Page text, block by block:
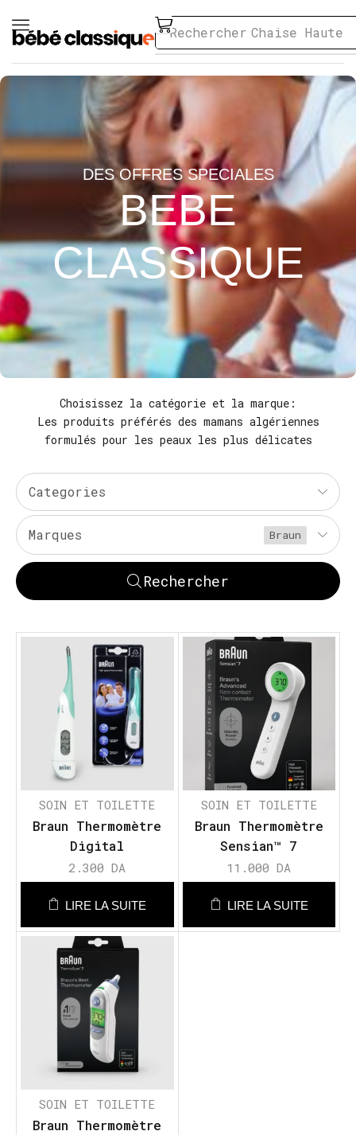
Rechercher Chaise Haute
DES OFFRES SPECIALES
BEBE
CLASSIQUE
Choisissez la catégorie et la marque:
Les produits préférés des mamans algériennes
formulés pour les peaux les plus délicates
Categories
Marques Braun
Rechercher
SOIN ET TOILETTE
Braun Thermomètre
Digital
2.300DA
LIRE LA SUITE
SOIN ET TOILETTE
Braun Thermomètre
Sensian™ 7
11.000DA
LIRE LA SUITE
SOIN ET TOILETTE
Braun Thermomètre